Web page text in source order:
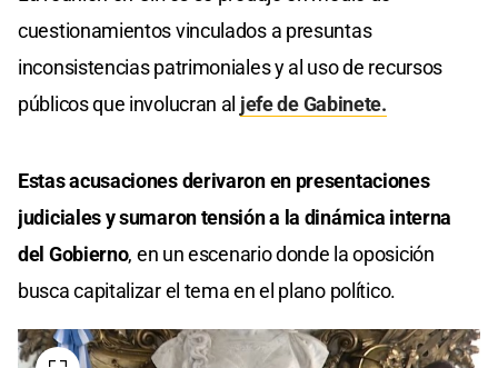
cuestionamientos vinculados a presuntas
inconsistencias patrimoniales y al uso de recursos
públicos que involucran al jefe de Gabinete.
Estas acusaciones derivaron en presentaciones
judiciales y sumaron tensión a la dinámica interna
del Gobierno, en un escenario donde la oposición
busca capitalizar el tema en el plano político.